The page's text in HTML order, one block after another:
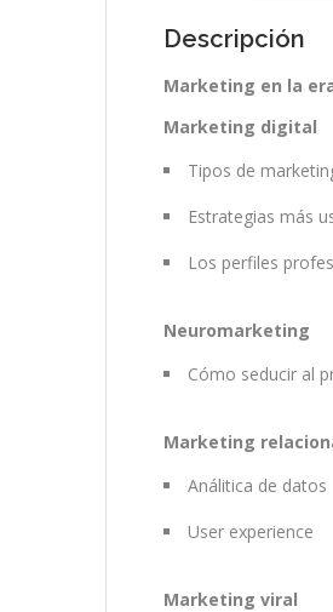
Descripción
Marketing en la
Marketing digital
Tipos de
Estrategias más
Los perfiles
Neuromarketing
Cómo seducir al
Marketing
Análitica de datos
User experience
Marketing viral